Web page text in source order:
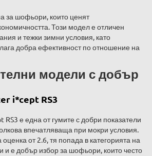
за шофьори, които ценят
Този модел е отличен
и тежки зимни условия, като
добра ефективност по отношение на
модели с добър
i*cept RS3
е една от гумите с добри показатели
впечатляваща при мокри условия.
от 2.6, тя попада в категорията на
и е добър избор за шофьори, които често